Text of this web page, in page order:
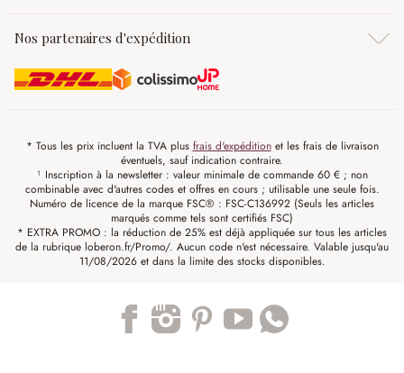
Nos partenaires d'expédition
* Tous les prix incluent la TVA plus frais d'expéditionet les frais de livraison
éventuels, sauf indication contraire.
¹ Inscription à la newsletter : valeur minimale de commande 60 € ; non
combinable avec d'autres codes et offres en cours ; utilisable une seule fois.
Numéro de licence de la marque FSC® : FSC-C136992 (Seuls les articles
marqués comme tels sont certifiés FSC)
* EXTRA PROMO : la réduction de 25% est déjà appliquée sur tous les articles
de la rubrique loberon.fr/Promo/. Aucun code n'est nécessaire. Valable jusqu'au
11/08/2026 et dans la limite des stocks disponibles.